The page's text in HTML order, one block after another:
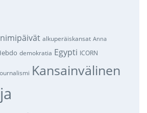
alkuperäiskansat Anna
demokratia Egypti ICORN
Kansainvälinen